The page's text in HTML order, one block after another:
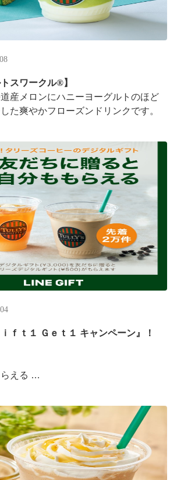
スワークル®】
産メロンにハニーヨーグルトのほど
た爽やかフローズンドリンクです。
ｆｔ１ Ｇｅｔ１ キャンペーン』！
える
リーズデジタルギフト3,000円分を贈
分のギフトチケットがもらえるキャン